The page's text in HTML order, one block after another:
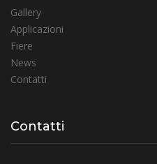
Gallery
Applicazioni
Fiere
News
Contatti
Contatti